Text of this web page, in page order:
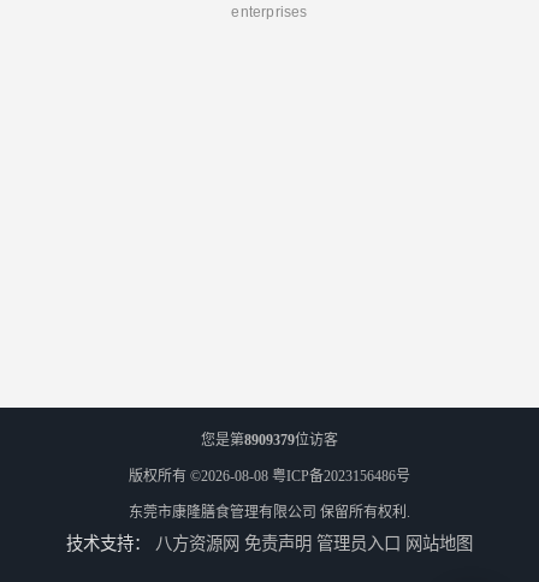
enterprises
您是第8909379位访客
版权所有 ©2026-08-08 粤ICP备2023156486号
东莞市康隆膳食管理有限公司 保留所有权利.
技术支持： 八方资源网 免责声明 管理员入口 网站地图